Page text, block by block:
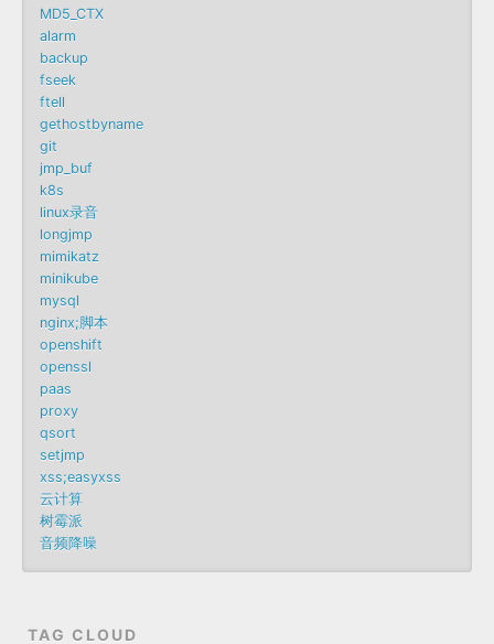
MD5_CTX
alarm
backup
fseek
ftell
gethostbyname
git
jmp_buf
k8s
linux录音
longjmp
mimikatz
minikube
mysql
nginx;脚本
openshift
openssl
paas
proxy
qsort
setjmp
xss;easyxss
云计算
树霉派
音频降噪
TAG CLOUD